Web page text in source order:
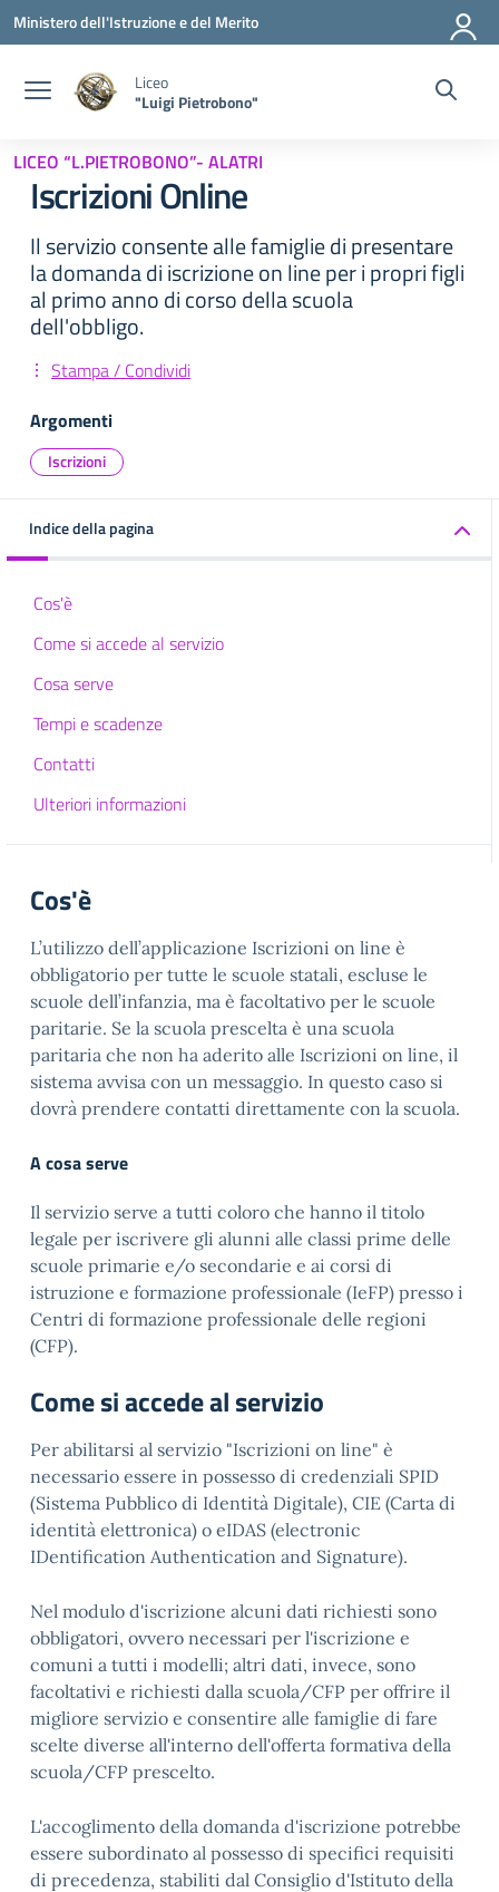
Vai ai contenuti
Vai al menu di navigazione
Vai al footer
Ministero dell'Istruzione e del Merito
Liceo
"Luigi Pietrobono"
LICEO “L.PIETROBONO”- ALATRI
Iscrizioni Online
Il servizio consente alle famiglie di presentare
la domanda di iscrizione on line per i propri figli
al primo anno di corso della scuola
dell'obbligo.
Stampa / Condividi
Argomenti
Iscrizioni
Indice della pagina
Cos'è
Come si accede al servizio
Cosa serve
Tempi e scadenze
Contatti
Ulteriori informazioni
Cos'è
L’utilizzo dell’applicazione Iscrizioni on line è
obbligatorio per tutte le scuole statali, escluse le
scuole dell’infanzia, ma è facoltativo per le scuole
paritarie. Se la scuola prescelta è una scuola
paritaria che non ha aderito alle Iscrizioni on line, il
sistema avvisa con un messaggio. In questo caso si
dovrà prendere contatti direttamente con la scuola.
A cosa serve
Il servizio serve a tutti coloro che hanno il titolo
legale per iscrivere gli alunni alle classi prime delle
scuole primarie e/o secondarie e ai corsi di
istruzione e formazione professionale (IeFP) presso i
Centri di formazione professionale delle regioni
(CFP).
Come si accede al servizio
Per abilitarsi al servizio "Iscrizioni on line" è
necessario essere in possesso di credenziali SPID
(Sistema Pubblico di Identità Digitale), CIE (Carta di
identità elettronica) o eIDAS (electronic
IDentification Authentication and Signature).
Nel modulo d'iscrizione alcuni dati richiesti sono
obbligatori, ovvero necessari per l'iscrizione e
comuni a tutti i modelli; altri dati, invece, sono
facoltativi e richiesti dalla scuola/CFP per offrire il
migliore servizio e consentire alle famiglie di fare
scelte diverse all'interno dell'offerta formativa della
scuola/CFP prescelto.
L'accoglimento della domanda d'iscrizione potrebbe
essere subordinato al possesso di specifici requisiti
di precedenza, stabiliti dal Consiglio d'Istituto della